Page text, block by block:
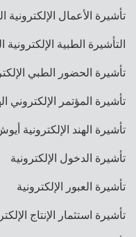
تأشيرة الأعمال الإلكترونية
التأشيرة الطبية الإلكترونية
تأشيرة الحضور الطبي
تأشيرة المؤتمر الإلكتروني
تأشيرة الهند الإلكترونية
تأشيرة الدخول الإلكترونية
تأشيرة العبور الإلكترونية
تأشيرة استثمار الإنتاج